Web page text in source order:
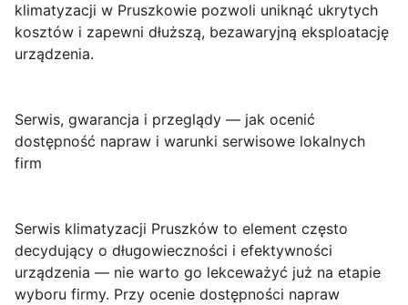
klimatyzacji w Pruszkowie pozwoli uniknąć ukrytych
kosztów i zapewni dłuższą, bezawaryjną eksploatację
urządzenia.
Serwis, gwarancja i przeglądy — jak ocenić
dostępność napraw i warunki serwisowe lokalnych
firm
Serwis klimatyzacji Pruszków to element często
decydujący o długowieczności i efektywności
urządzenia — nie warto go lekceważyć już na etapie
wyboru firmy. Przy ocenie dostępności napraw